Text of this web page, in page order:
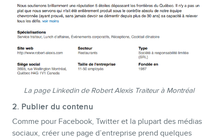
La page Linkedin de Robert Alexis Traiteur à Montréal
2. Publier du contenu
Comme pour Facebook, Twitter et la plupart des médias
sociaux, créer une page d’entreprise prend quelques